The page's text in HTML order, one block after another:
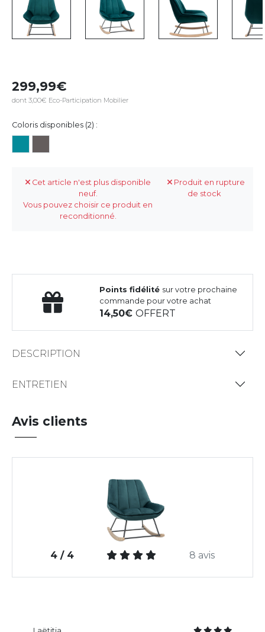
299,99
dont 3,00€ Eco-Participation Mobilier
Coloris disponibles (2) :
Cet article n'est plus disponible
neuf.
Vous pouvez choisir ce produit en
reconditionné.
Produit en rupture
de stock
Points fidélité sur votre prochaine
commande pour votre achat
14,50OFFERT
DESCRIPTION
ENTRETIEN
Avis clients
4 / 4 8 avis